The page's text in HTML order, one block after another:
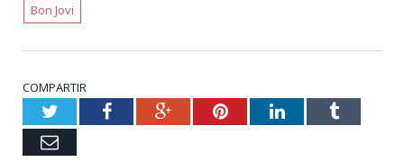
Bon Jovi
COMPARTIR
TwitterFacebookGoogle+PinterestLinkedInTumblr
Email